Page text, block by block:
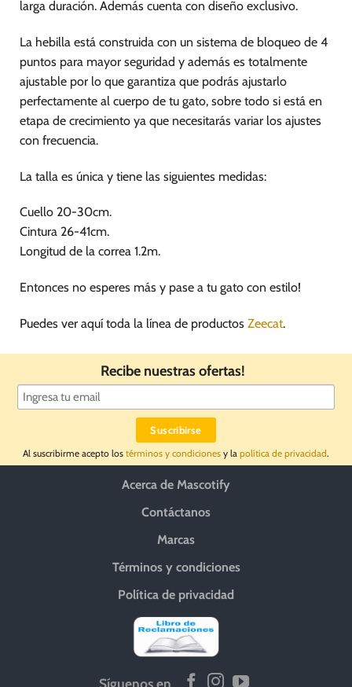
larga duración. Además cuenta con diseño exclusivo.
La hebilla está construida con un sistema de bloqueo de 4
puntos para mayor seguridad y además es totalmente
ajustable por lo que garantiza que podrás ajustarlo
perfectamente al cuerpo de tu gato, sobre todo si está en
etapa de crecimiento ya que necesitarás variar los ajustes
con frecuencia.
La talla es única y tiene las siguientes medidas:
Cuello 20-30cm.
Cintura 26-41cm.
Longitud de la correa 1.2m.
Entonces no esperes más y pase a tu gato con estilo!
Puedes ver aquí toda la línea de productos Zeecat.
Recibe nuestras ofertas!
Al suscribirme acepto los términos y condiciones y la política de privacidad.
Acerca de Mascotify
Contáctanos
Marcas
Términos y condiciones
Política de privacidad
Síguenos en